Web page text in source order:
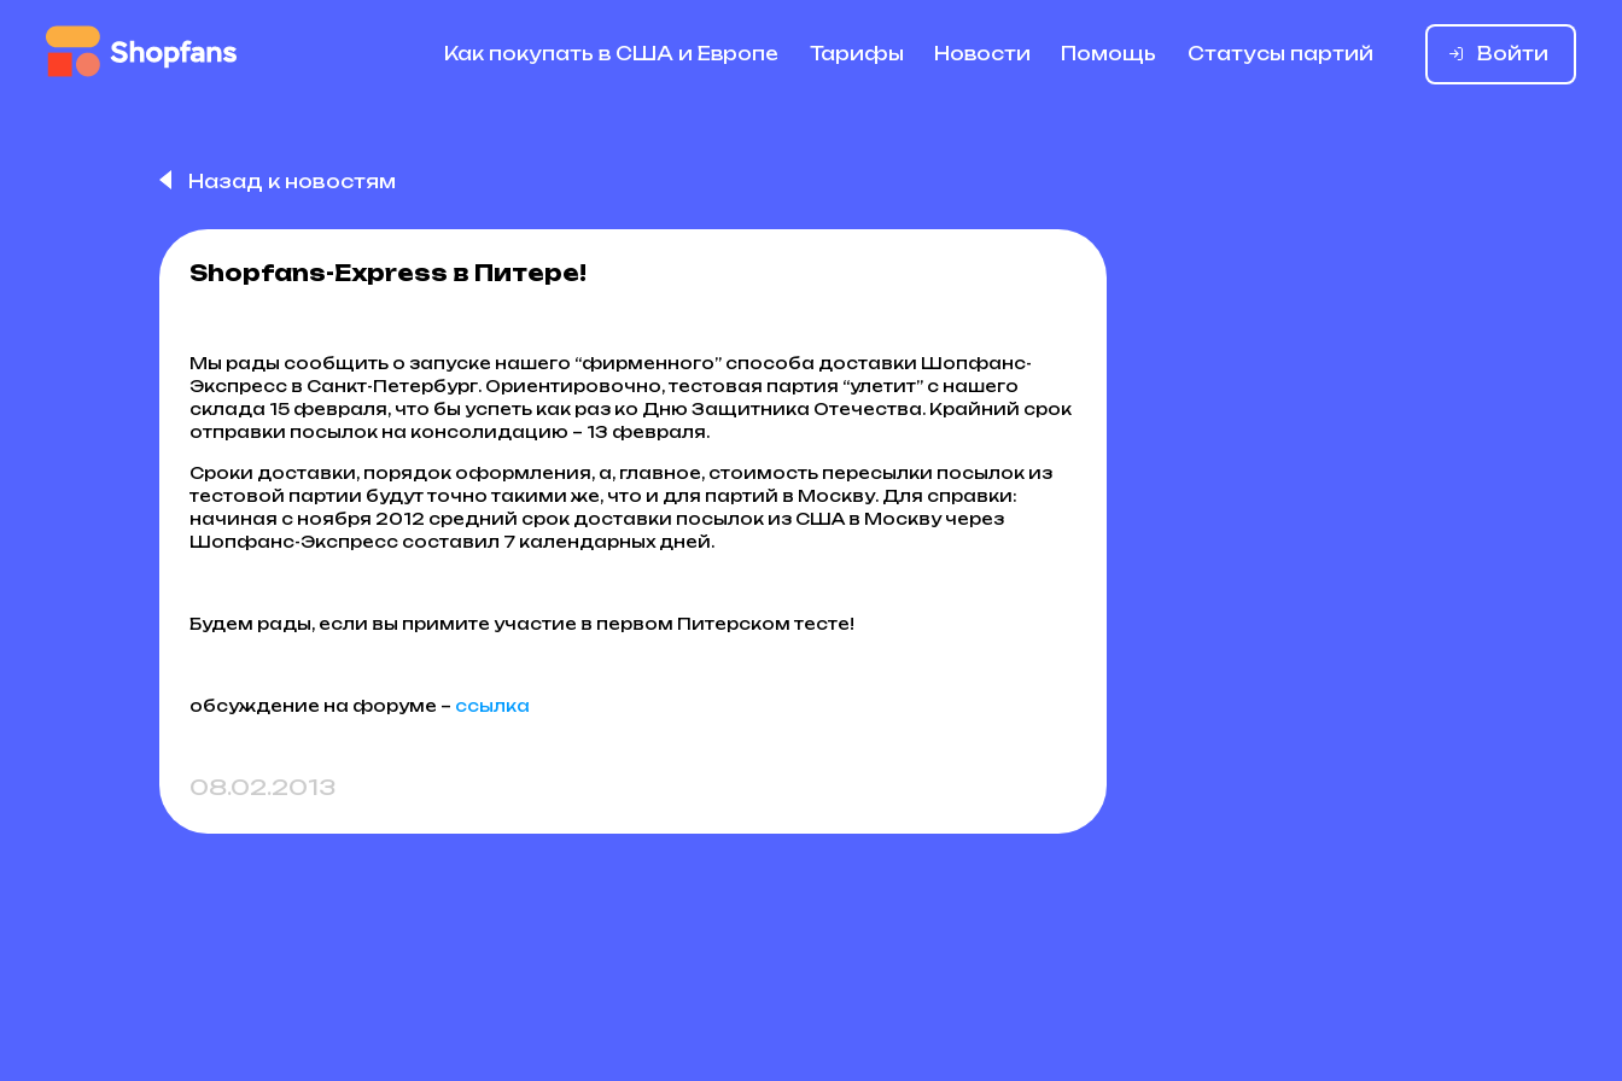
Как покупать в США и Европе Тарифы Новости Помощь Статусы партий Войти
Назад к новостям
Shopfans-Express в Питере!
Мы рады сообщить о запуске нашего “фирменного” способа доставки Шопфанс-
Экспресс в Санкт-Петербург. Ориентировочно, тестовая партия “улетит” с нашего
склада 15 февраля, что бы успеть как раз ко Дню Защитника Отечества. Крайний срок
отправки посылок на консолидацию – 13 февраля.
Сроки доставки, порядок оформления, а, главное, стоимость пересылки посылок из
тестовой партии будут точно такими же, что и для партий в Москву. Для справки:
начиная с ноября 2012 средний срок доставки посылок из США в Москву через
Шопфанс-Экспресс составил 7 календарных дней.
Будем рады, если вы примите участие в первом Питерском тесте!
обсуждение на форуме – ссылка
08.02.2013